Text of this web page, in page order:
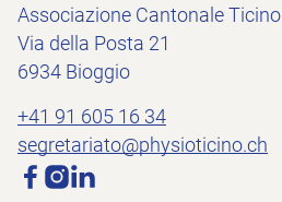
Associazione Cantonale Ticino
Via della Posta 21
6934 Bioggio
+41 91 605 16 34
segretariato@physioticino.ch
Media sociali